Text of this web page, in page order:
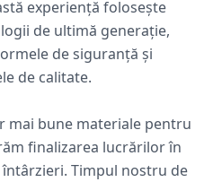
experiență folosește
de ultimă generație,
de siguranță și
de calitate.
mai bune materiale pentru
finalizarea lucrărilor în
Timpul nostru de